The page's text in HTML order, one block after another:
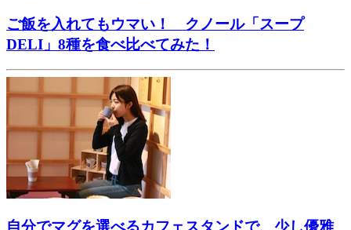
ご飯を入れてもウマい！ クノール「スープ
DELI」8種を食べ比べてみた！
自分でマグを選べるカフェスタンドで、少し優雅